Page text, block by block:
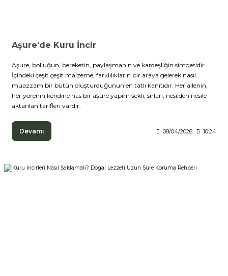
Aşure'de Kuru İncir
Aşure, bolluğun, bereketin, paylaşmanın ve kardeşliğin simgesidir.
İçindeki çeşit çeşit malzeme, farklılıkların bir araya gelerek nasıl
muazzam bir bütün oluşturduğunun en tatlı kanıtıdır. Her ailenin,
her yörenin kendine has bir aşure yapım şekli, sırları, nesilden nesile
aktarılan tarifleri vardır.
Devamı 08/04/2026 10:24